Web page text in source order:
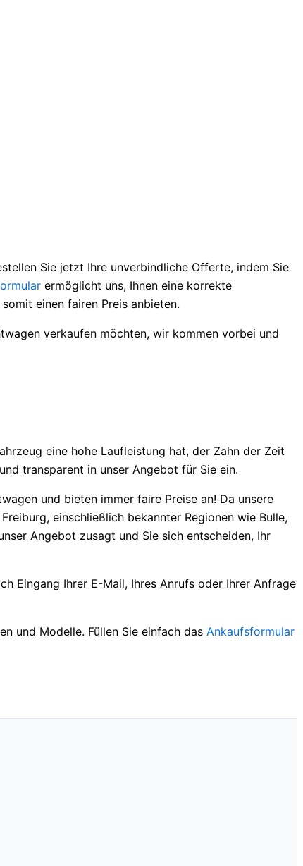
Sie jetzt Ihre unverbindliche Offerte, indem Sie
ermöglicht uns, Ihnen eine korrekte
einen fairen Preis anbieten.
verkaufen möchten, wir kommen vorbei und
eine hohe Laufleistung hat, der Zahn der Zeit
transparent in unser Angebot für Sie ein.
und bieten immer faire Preise an! Da unsere
einschließlich bekannter Regionen wie Bulle,
Angebot zusagt und Sie sich entscheiden, Ihr
Eingang Ihrer E-Mail, Ihres Anrufs oder Ihrer Anfrage
und Modelle. Füllen Sie einfach das Ankaufsformular